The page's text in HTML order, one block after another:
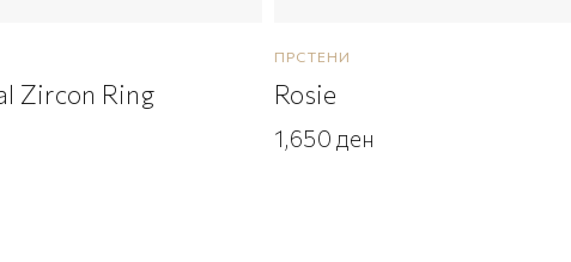
Zircon Ring
ПРСТЕНИ
Rosie
1,650 ден